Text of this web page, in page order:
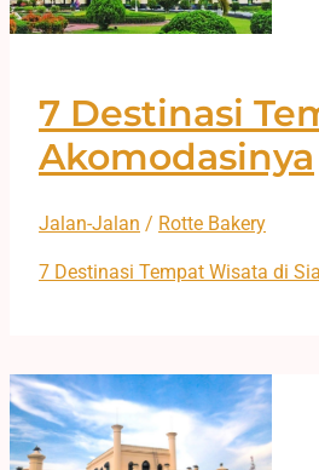
7 Destinasi
Akomodasinya
Jalan-Jalan / Rotte Bakery
7 Destinasi Tempat Wisata di